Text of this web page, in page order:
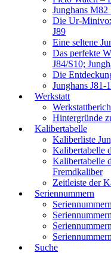
Junghans M82
Die Ur-
J89
Eine seltene
Das perfekte
J84/S10;
Die
Junghans
Werkstatt
Hintergründe
Kalibertabelle
Kaliberliste
Kalibertabelle
Kalibertabelle
Fremdkaliber
Zeitleiste der
Seriennummern
Suche